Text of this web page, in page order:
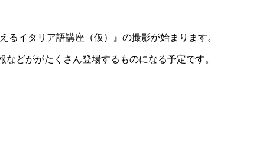
イタリア語講座（仮）』の撮影が始まります。
どががたくさん登場するものになる予定です。